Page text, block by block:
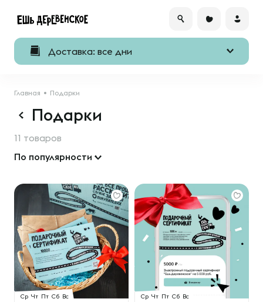
Доставка: все дни
Главная Подарки
Подарки
11 товаров
По популярности
Ср Чт Пт Сб Вс Ср Чт Пт Сб Вс